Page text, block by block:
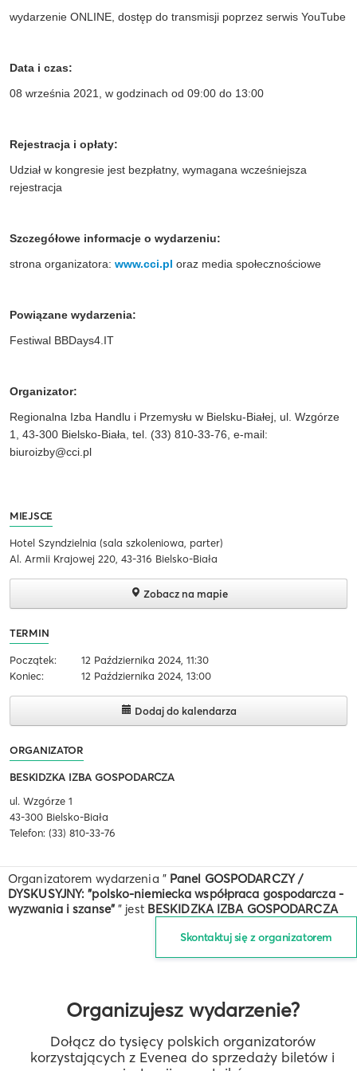
wydarzenie ONLINE, dostęp do transmisji poprzez serwis YouTube
Data i czas:
08 września 2021, w godzinach od 09:00 do 13:00
Rejestracja i opłaty:
Udział w kongresie jest bezpłatny, wymagana wcześniejsza
rejestracja
Szczegółowe informacje o wydarzeniu:
strona organizatora: www.cci.pl oraz media społecznościowe
Powiązane wydarzenia:
Festiwal BBDays4.IT
Organizator:
Regionalna Izba Handlu i Przemysłu w Bielsku-Białej, ul. Wzgórze
1, 43-300 Bielsko-Biała, tel. (33) 810-33-76, e-mail:
biuroizby@cci.pl
MIEJSCE
Hotel Szyndzielnia (sala szkoleniowa, parter)
Al. Armii Krajowej 220, 43-316 Bielsko-Biała
Zobacz na mapie
TERMIN
Początek:
12 Października 2024, 11:30
Koniec:
12 Października 2024, 13:00
Dodaj do kalendarza
ORGANIZATOR
BESKIDZKA IZBA GOSPODARCZA
ul. Wzgórze 1
43-300 Bielsko-Biała
Telefon: (33) 810-33-76
Organizatorem wydarzenia " Panel GOSPODARCZY /
DYSKUSYJNY: "polsko-niemiecka współpraca gospodarcza -
wyzwania i szanse"" jest BESKIDZKA IZBA GOSPODARCZA
Skontaktuj się z organizatorem
Organizujesz wydarzenie?
Dołącz do tysięcy polskich organizatorów
korzystających z Evenea do sprzedaży biletów i